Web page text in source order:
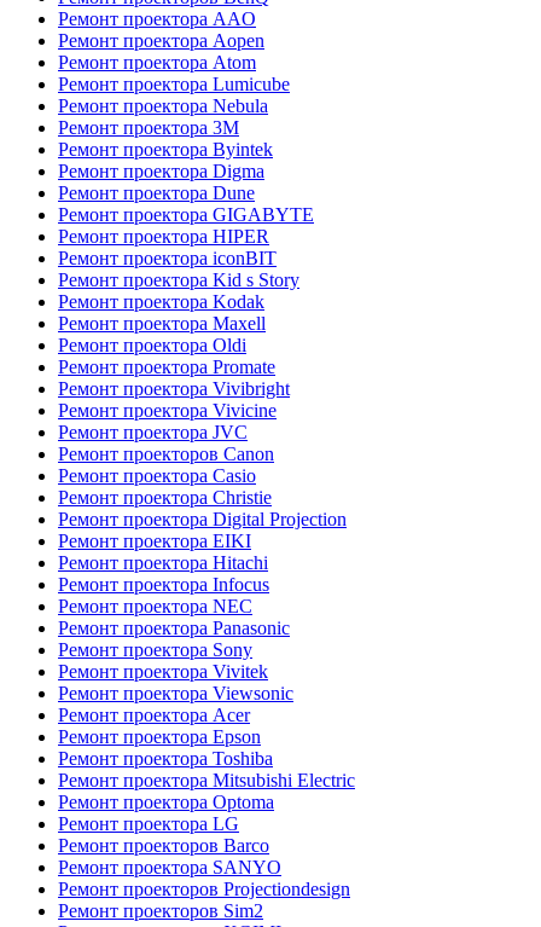
Ремонт проектора AAO
Ремонт проектора Aopen
Ремонт проектора Atom
Ремонт проектора Lumicube
Ремонт проектора Nebula
Ремонт проектора 3M
Ремонт проектора Byintek
Ремонт проектора Digma
Ремонт проектора Dune
Ремонт проектора GIGABYTE
Ремонт проектора HIPER
Ремонт проектора iconBIT
Ремонт проектора Kid s Story
Ремонт проектора Kodak
Ремонт проектора Maxell
Ремонт проектора Oldi
Ремонт проектора Promate
Ремонт проектора Vivibright
Ремонт проектора Vivicine
Ремонт проектора JVC
Ремонт проекторов Canon
Ремонт проектора Casio
Ремонт проектора Christie
Ремонт проектора Digital Projection
Ремонт проектора EIKI
Ремонт проектора Hitachi
Ремонт проектора Infocus
Ремонт проектора NEC
Ремонт проектора Panasonic
Ремонт проектора Sony
Ремонт проектора Vivitek
Ремонт проектора Viewsonic
Ремонт проектора Acer
Ремонт проектора Epson
Ремонт проектора Toshiba
Ремонт проектора Mitsubishi Electric
Ремонт проектора Optoma
Ремонт проектора LG
Ремонт проекторов Barco
Ремонт проектора SANYO
Ремонт проекторов Projectiondesign
Ремонт проекторов Sim2